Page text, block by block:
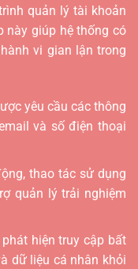
quản lý tài khoản
này giúp hệ thống có
vi gian lận trong
yêu cầu các thông
và số điện thoại
thao tác sử dụng
quản lý trải nghiệm
hiện truy cập bất
dữ liệu cá nhân khỏi